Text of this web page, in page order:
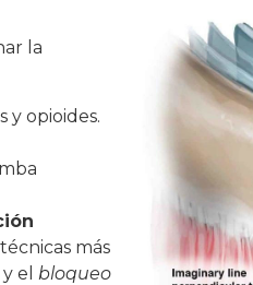
la
y opioides.
más
el bloqueo